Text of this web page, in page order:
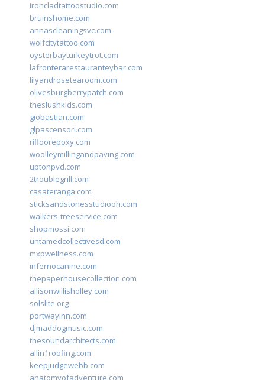
ironcladtattoostudio.com
bruinshome.com
annascleaningsvc.com
wolfcitytattoo.com
oysterbayturkeytrot.com
lafronterarestauranteybar.com
lilyandrosetearoom.com
olivesburgberrypatch.com
theslushkids.com
giobastian.com
glpascensori.com
rifloorepoxy.com
woolleymillingandpaving.com
uptonpvd.com
2troublegrill.com
casateranga.com
sticksandstonesstudiooh.com
walkers-treeservice.com
shopmossi.com
untamedcollectivesd.com
mxpwellness.com
infernocanine.com
thepaperhousecollection.com
allisonwillisholley.com
solslite.org
portwayinn.com
djmaddogmusic.com
thesoundarchitects.com
allin1roofing.com
keepjudgewebb.com
anatomyofadventure.com